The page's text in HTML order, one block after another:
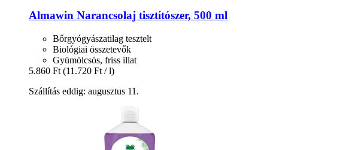
Almawin Narancsolaj tisztítószer, 500 ml
Bőrgyógyászatilag tesztelt
Biológiai összetevők
Gyümölcsös, friss illat
5.860 Ft (11.720 Ft / l)
Szállítás eddig: augusztus 11.